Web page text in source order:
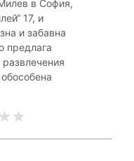
в София,
17, и
и забавна
предлага